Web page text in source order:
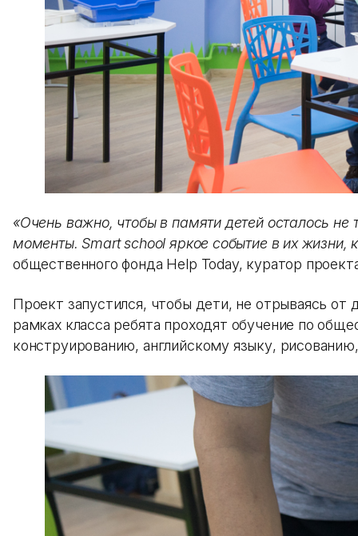
«Очень важно, чтобы в памяти детей осталось не
моменты. Smart school яркое событие в их жизни,
общественного фонда Help Today, куратор
Проект запустился, чтобы дети, не отрываясь от
рамках класса ребята проходят обучение по
конструированию, английскому языку,